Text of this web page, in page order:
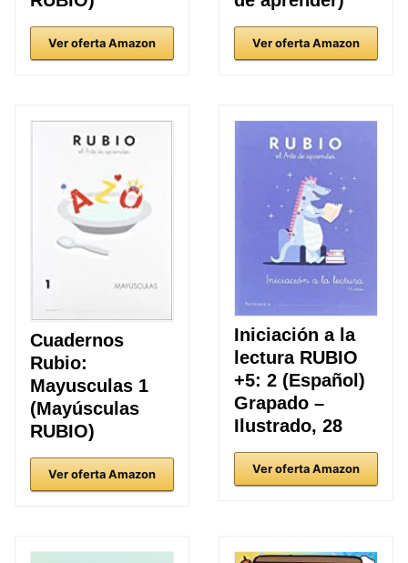
Ver oferta Amazon Ver oferta Amazon
Cuadernos
Rubio:
Mayusculas 1
(Mayúsculas
RUBIO)
Ver oferta Amazon
Iniciación a la
lectura RUBIO
+5: 2 (Español)
Grapado –
Ilustrado, 28
Ver oferta Amazon